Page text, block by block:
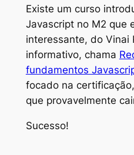
Existe um curso
Javascript no M2 que
interessante, do Vinai
informativo, chama
fundamentos
focado na
que provavelmente
Sucesso!